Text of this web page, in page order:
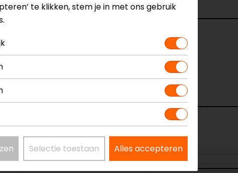
55116
Kleur
Zwart
te klikken, stem je in met ons gebruik
Selectie toestaan Alles accepteren